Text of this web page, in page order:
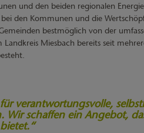
und den beiden regionalen
den Kommunen und die
bestmöglich von der
Miesbach bereits seit
verantwortungsvolle,
Wir schaffen ein Angebot,